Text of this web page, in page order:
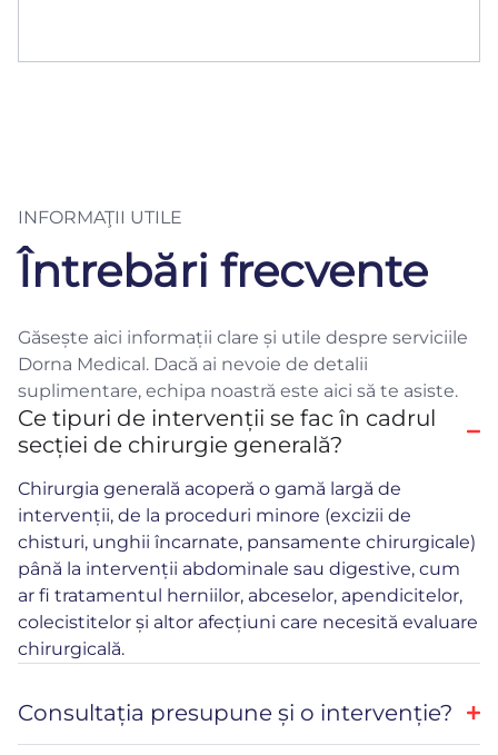
INFORMAŢII UTILE
Întrebări frecvente
Găsește aici informații clare și utile despre serviciile
Dorna Medical. Dacă ai nevoie de detalii
suplimentare, echipa noastră este aici să te asiste.
Ce tipuri de intervenții se fac în cadrul
secției de chirurgie generală?
Chirurgia generală acoperă o gamă largă de
intervenții, de la proceduri minore (excizii de
chisturi, unghii încarnate, pansamente chirurgicale)
până la intervenții abdominale sau digestive, cum
ar fi tratamentul herniilor, abceselor, apendicitelor,
colecistitelor și altor afecțiuni care necesită evaluare
chirurgicală.
Consultația presupune și o intervenție?